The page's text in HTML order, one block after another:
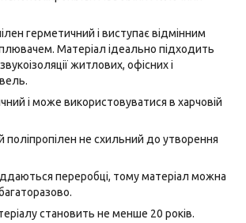
герметичний і виступає відмінним
Матеріал ідеально підходить
житлових, офісних і
і може використовуватися в харчовій
поліпропілен не схильний до утворення
переробці, тому матеріал можна
становить не менше 20 років.